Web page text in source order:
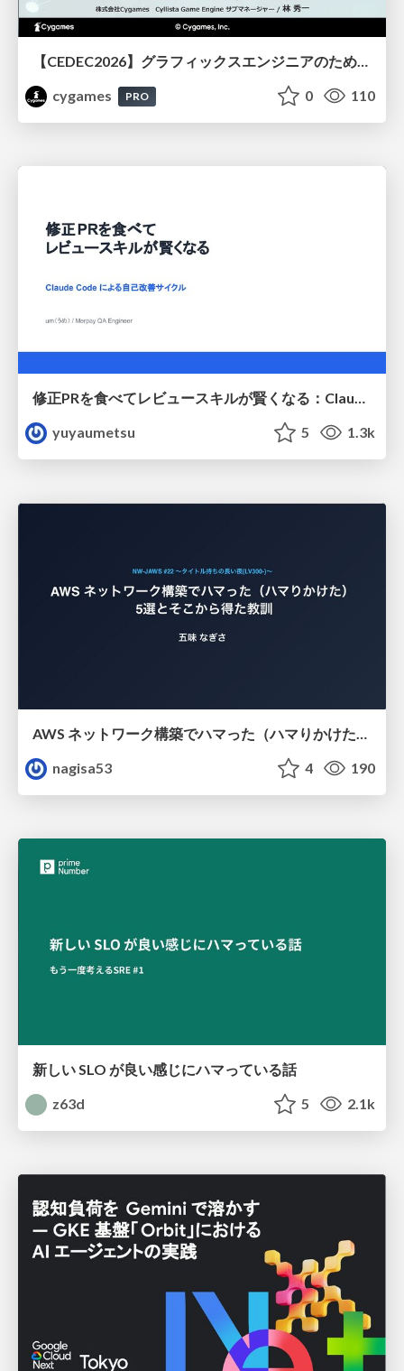
【CEDEC2026】グラフィックスエンジニアのためのニューラルシェーディング入門
cygames
PRO 0 110
yuyaumetsu
5 1.3k
AWS ネットワーク構築でハマった（ハマりかけた） 5選とそこから得た教訓
nagisa53
4 190
新しい SLO が良い感じにハマっている話
z63d
5 2.1k